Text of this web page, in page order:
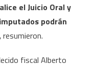
el Juicio Oral y
podrán
resumieron.
fiscal Alberto